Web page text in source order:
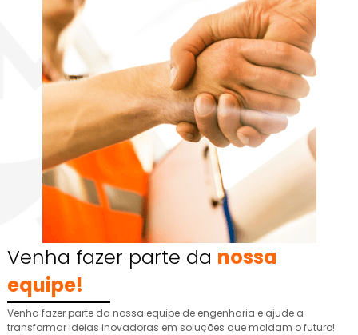
Venha fazer parte da nossa
equipe!
Venha fazer parte da nossa equipe de engenharia e ajude a
transformar ideias inovadoras em soluções que moldam o futuro!